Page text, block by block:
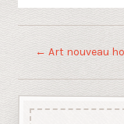
← Art nouveau